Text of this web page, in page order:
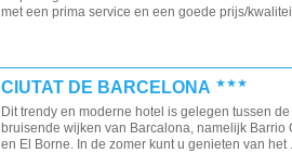
met een prima service en een goede prijs/
CIUTAT DE BARCELONA
Dit trendy en moderne hotel is gelegen tussen
bruisende wijken van Barcalona, namelijk Barrio
en El Borne. In de zomer kunt u genieten van het